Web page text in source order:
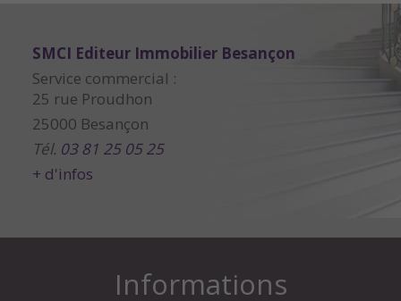
SMCI Editeur Immobilier Besançon
Service commercial :
25 rue Proudhon
25000 Besançon
Tél. 03 81 25 05 25
+ d'infos
Informations